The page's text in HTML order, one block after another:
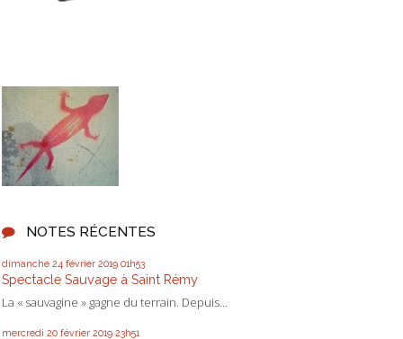
NOTES RÉCENTES
dimanche 24 février 2019 01h53
Spectacle Sauvage à Saint Rémy
La « sauvagine » gagne du terrain. Depuis...
mercredi 20 février 2019 23h51